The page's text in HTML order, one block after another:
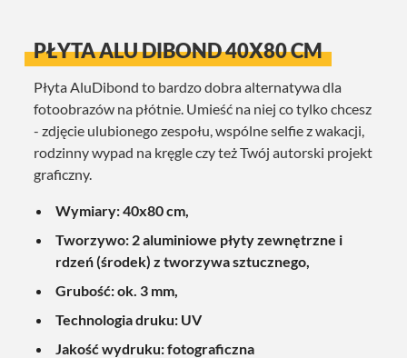
PŁYTA ALU DIBOND 40X80 CM
Płyta AluDibond to bardzo dobra alternatywa dla
fotoobrazów na płótnie. Umieść na niej co tylko chcesz
- zdjęcie ulubionego zespołu, wspólne selfie z wakacji,
rodzinny wypad na kręgle czy też Twój autorski projekt
graficzny.
Wymiary: 40x80 cm,
Tworzywo: 2 aluminiowe płyty zewnętrzne i
rdzeń (środek) z tworzywa sztucznego,
Grubość: ok. 3 mm,
Technologia druku: UV
Jakość wydruku: fotograficzna